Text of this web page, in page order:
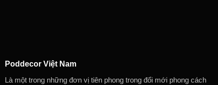
Poddecor Việt Nam
Là một trong những đơn vị tiên phong trong đổi mới phong cách